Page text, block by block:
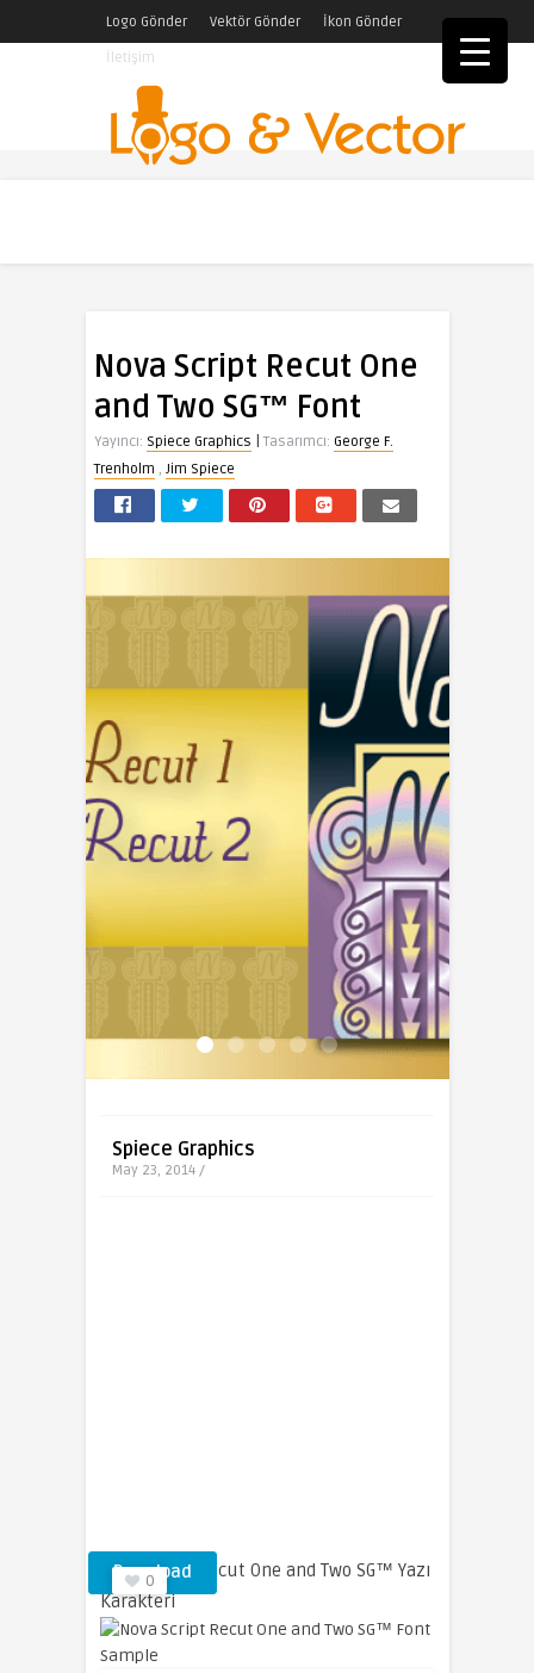
Logo Gönder Vektör Gönder
İkon Gönder
İletişim
Nova Script Recut One
and Two SG™ Font
Yayıncı: Spiece Graphics |Tasarımcı: George F.
Trenholm , Jim Spiece
Spiece Graphics
May 23, 2014 /
Download
0
Nova Script Recut One and Two SG™ Yazı
Karakteri